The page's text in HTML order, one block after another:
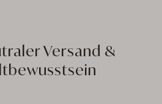
Versand &